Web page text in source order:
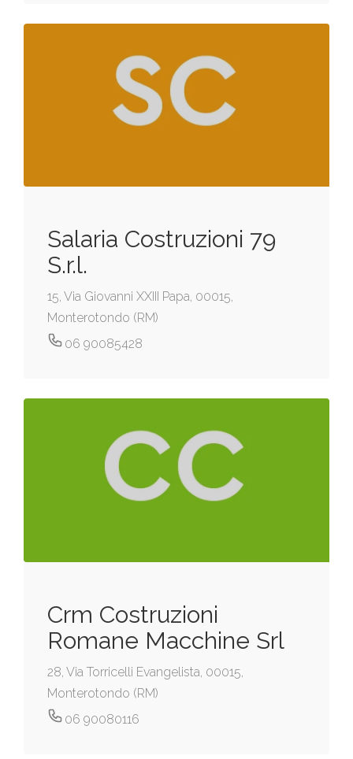
Salaria Costruzioni 79
S.r.l.
15, Via Giovanni XXIII Papa, 00015,
Monterotondo (RM)
06 90085428
Crm Costruzioni
Romane Macchine Srl
28, Via Torricelli Evangelista, 00015,
Monterotondo (RM)
06 90080116